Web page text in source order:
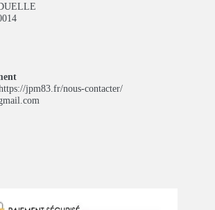
jpm83.fr/nous-contacter/